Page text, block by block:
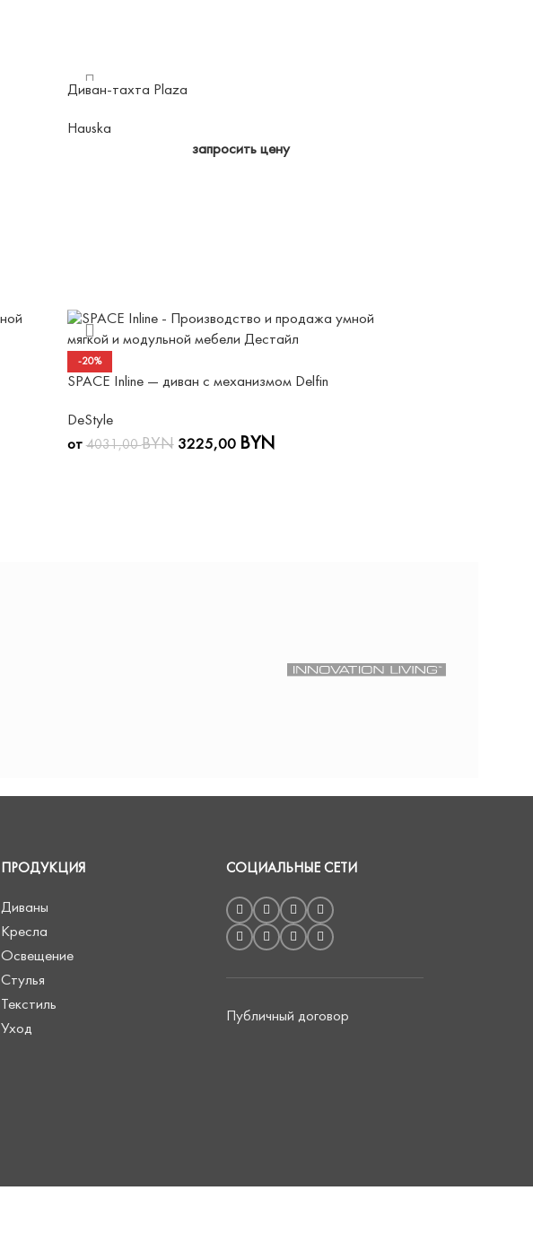
Диван-тахта Plaza
Hauska
запросить цену
-20%
SPACE Inline — диван с механизмом Delfin
DeStyle
от 4031,00BYN 3225,00 BYN
ПРОДУКЦИЯ
Диваны
Кресла
Освещение
Стулья
Текстиль
Уход
СОЦИАЛЬНЫЕ СЕТИ
Публичный договор